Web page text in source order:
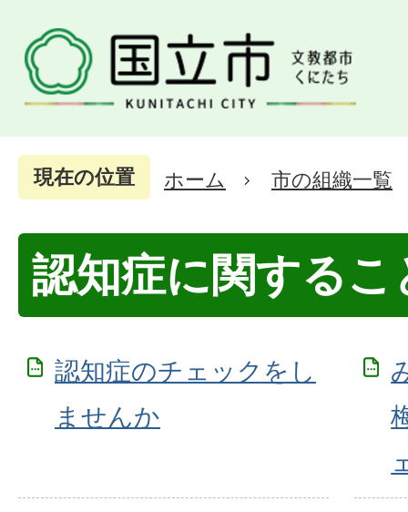
現在の位置 ホーム 市の組織一覧
認知症に関するこ
認知症のチェックをし
ませんか